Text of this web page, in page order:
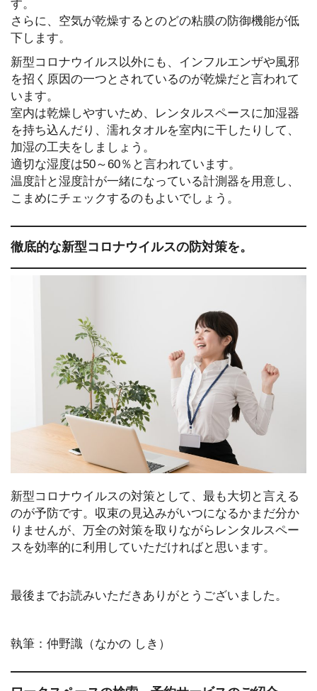
す。
さらに、空気が乾燥するとのどの粘膜の防御機能が低
下します。
新型コロナウイルス以外にも、インフルエンザや風邪
を招く原因の一つとされているのが乾燥だと言われて
います。
室内は乾燥しやすいため、レンタルスペースに加湿器
を持ち込んだり、濡れタオルを室内に干したりして、
加湿の工夫をしましょう。
適切な湿度は50～60％と言われています。
温度計と湿度計が一緒になっている計測器を用意し、
こまめにチェックするのもよいでしょう。
徹底的な新型コロナウイルスの防対策を。
新型コロナウイルスの対策として、最も大切と言える
のが予防です。 収束の見込みがいつになるかまだ分か
りませんが、万全の対策を取りながらレンタルスペー
スを効率的に利用していただければと思います。
最後までお読みいただきありがとうございました。
執筆：仲野識（なかの しき）